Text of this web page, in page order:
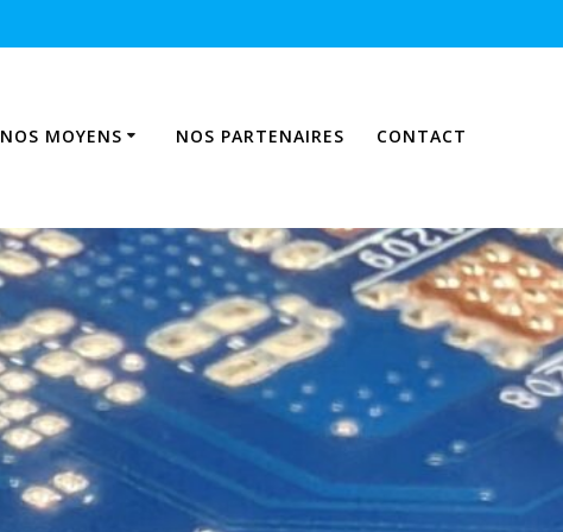
NOS MOYENS NOS PARTENAIRES CONTACT